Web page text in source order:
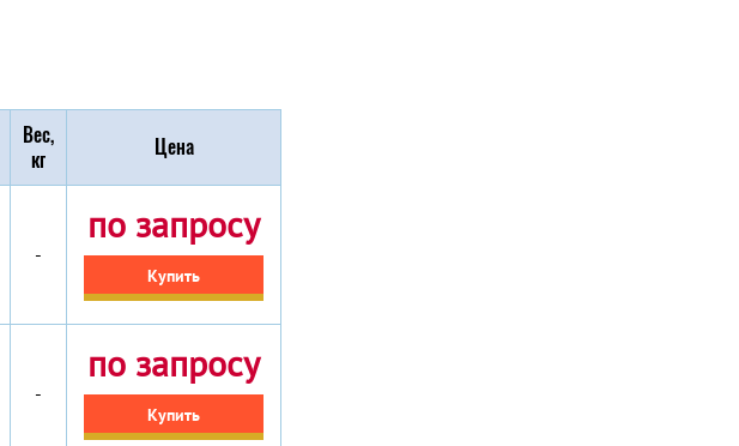
Вес,
кг
Цена
-
по запросу
Купить
-
по запросу
Купить